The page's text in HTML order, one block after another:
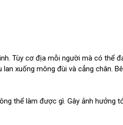
Tùy cơ địa mỗi người mà có thể
xuống mông đùi và cẳng chân.
thể làm được gì. Gây ảnh hưởng